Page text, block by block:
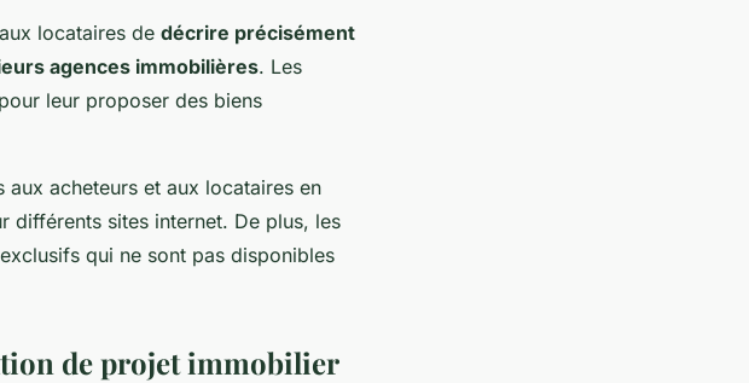
locataires de décrire précisément
agences immobilières. Les
leur proposer des biens
aux acheteurs et aux locataires en
différents sites internet. De plus, les
qui ne sont pas disponibles
de projet immobilier